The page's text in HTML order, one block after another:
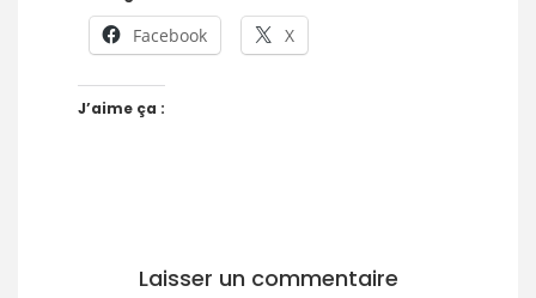
Facebook X
J’aime ça :
Laisser un commentaire